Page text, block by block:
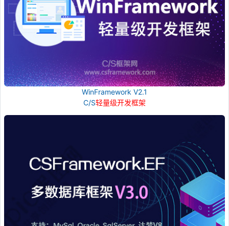
WinFramework V2.1
C/S轻量级开发框架